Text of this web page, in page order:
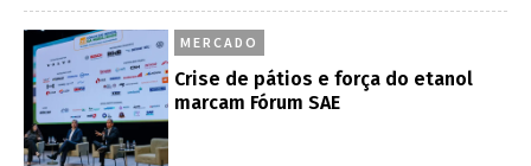
MERCADO
Crise de pátios e força do etanol
marcam Fórum SAE